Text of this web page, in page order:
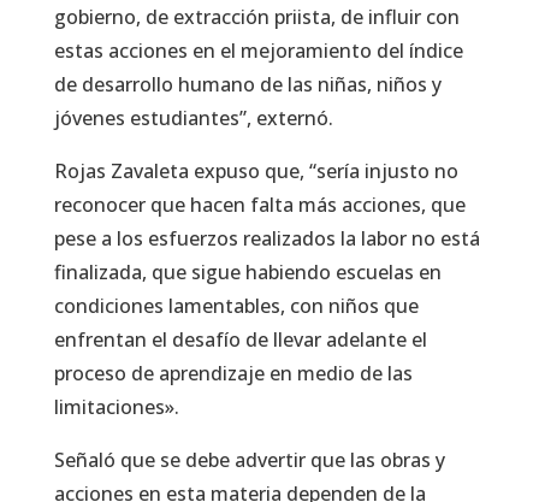
gobierno, de extracción priista, de influir con
estas acciones en el mejoramiento del índice
de desarrollo humano de las niñas, niños y
jóvenes estudiantes”, externó.
Rojas Zavaleta expuso que, “sería injusto no
reconocer que hacen falta más acciones, que
pese a los esfuerzos realizados la labor no está
finalizada, que sigue habiendo escuelas en
condiciones lamentables, con niños que
enfrentan el desafío de llevar adelante el
proceso de aprendizaje en medio de las
limitaciones».
Señaló que se debe advertir que las obras y
acciones en esta materia dependen de la